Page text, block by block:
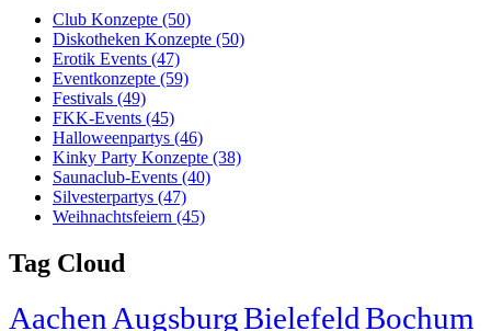
Club Konzepte (50)
Diskotheken Konzepte (50)
Erotik Events (47)
Eventkonzepte (59)
Festivals (49)
FKK-Events (45)
Halloweenpartys (46)
Kinky Party Konzepte (38)
Saunaclub-Events (40)
Silvesterpartys (47)
Weihnachtsfeiern (45)
Tag Cloud
Aachen AugsburgBielefeldBochum